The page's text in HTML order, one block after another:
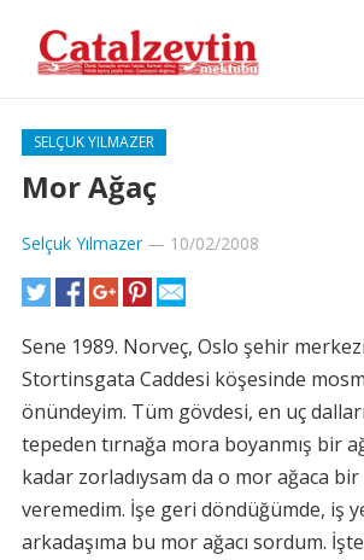
SELÇUK YILMAZER
Mor Ağaç
Selçuk Yılmazer— 10/02/2008
Sene 1989. Norveç, Oslo şehir
Stortinsgata Caddesi köşesinde
önündeyim. Tüm gövdesi, en uç
tepeden tırnağa mora boyanmış bir
kadar zorladıysam da o mor ağaca
veremedim. İşe geri döndüğümde, iş
arkadaşıma bu mor ağacı sordum.